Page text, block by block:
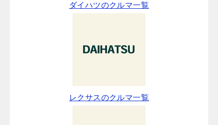
ダイハツのクルマ一覧
レクサスのクルマ一覧